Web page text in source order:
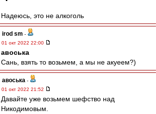
Надеюсь, это не алкоголь
irod sm -
01 окт 2022 22:00
авоська
Сань, взять то возьмем, а мы не акуеем?)
авоська -
01 окт 2022 21:52
Давайте уже возьмем шефство над
Никодимовым.